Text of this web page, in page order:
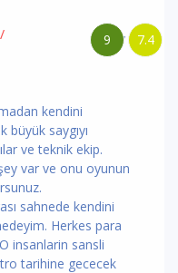
7.4
/
9
/
kendini
saygıyı
ve teknik ekip.
var ve onu oyunun
sahnede kendini
Herkes para
insanlarin sansli
tarihine gececek